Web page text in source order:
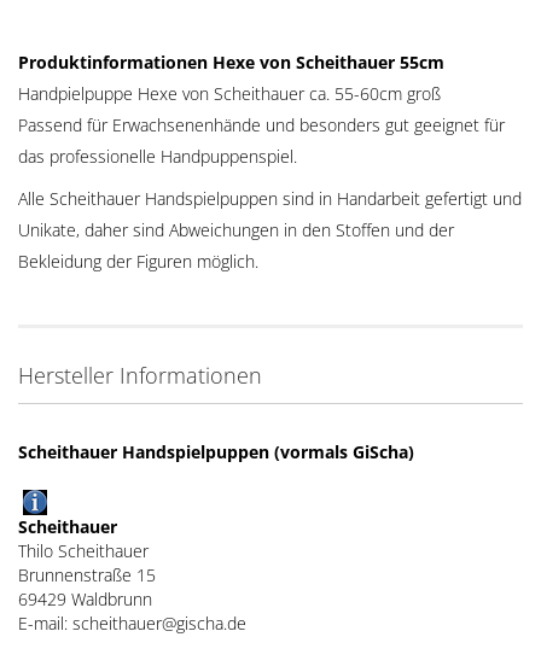
Produktinformationen Hexe von Scheithauer 55cm
Handpielpuppe Hexe von Scheithauer ca. 55-60cm groß
Passend für Erwachsenenhände und besonders gut geeignet für
das professionelle Handpuppenspiel.
Alle Scheithauer Handspielpuppen sind in Handarbeit gefertigt und
Unikate, daher sind Abweichungen in den Stoffen und der
Bekleidung der Figuren möglich.
Hersteller Informationen
Scheithauer Handspielpuppen (vormals GiScha)
Scheithauer
Thilo Scheithauer
Brunnenstraße 15
69429 Waldbrunn
E-mail: scheithauer@gischa.de